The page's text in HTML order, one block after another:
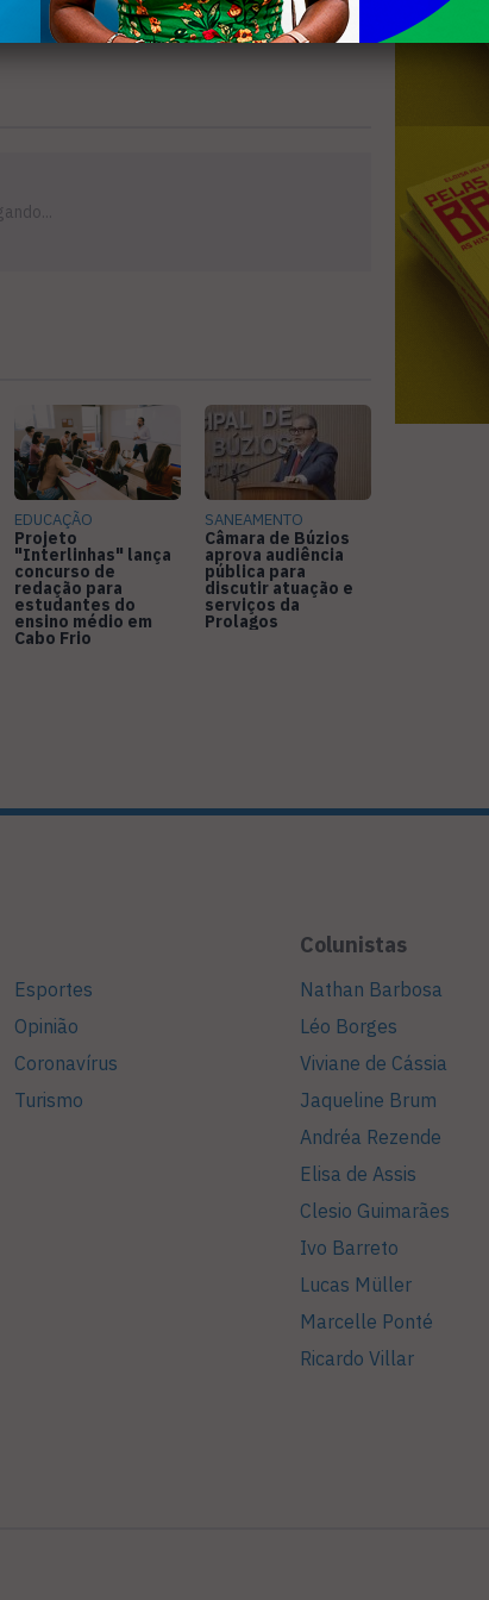
EDUCAÇÃO
Projeto
"Interlinhas" lança
concurso de
redação para
estudantes do
ensino médio em
Cabo Frio
SANEAMENTO
Câmara de Búzios
aprova audiência
pública para
discutir atuação e
serviços da
Prolagos
Esportes
Opinião
Coronavírus
Turismo
Colunistas
Nathan Barbosa
Léo Borges
Viviane de Cássia
Jaqueline Brum
Andréa Rezende
Elisa de Assis
Clesio Guimarães
Ivo Barreto
Lucas Müller
Marcelle Ponté
Ricardo Villar